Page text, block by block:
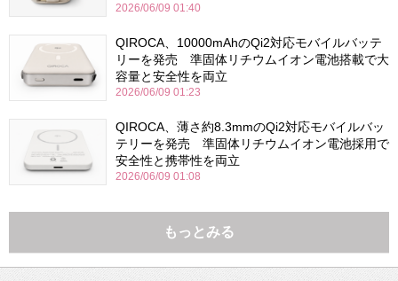
2026/06/09 01:40
QIROCA、10000mAhのQi2対応モバイルバッテ
リーを発売 準固体リチウムイオン電池搭載で大
容量と安全性を両立
2026/06/09 01:23
QIROCA、薄さ約8.3mmのQi2対応モバイルバッ
テリーを発売 準固体リチウムイオン電池採用で
安全性と携帯性を両立
2026/06/09 01:08
もっとみる